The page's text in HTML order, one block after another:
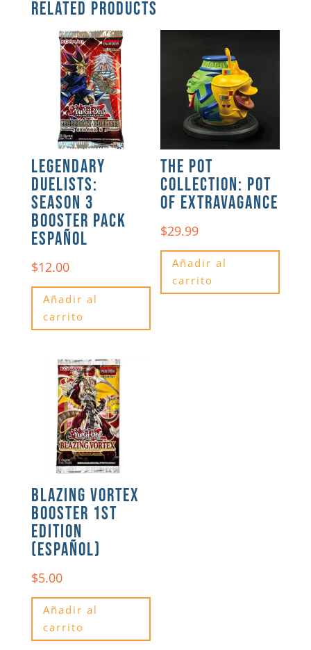
RELATED PRODUCTS
LEGENDARY
DUELISTS:
SEASON 3
BOOSTER PACK
ESPAÑOL
$12.00
Añadir al
carrito
THE POT
COLLECTION: POT
OF EXTRAVAGANCE
$29.99
Añadir al
carrito
BLAZING VORTEX
BOOSTER 1ST
EDITION
(ESPAÑOL)
$5.00
Añadir al
carrito